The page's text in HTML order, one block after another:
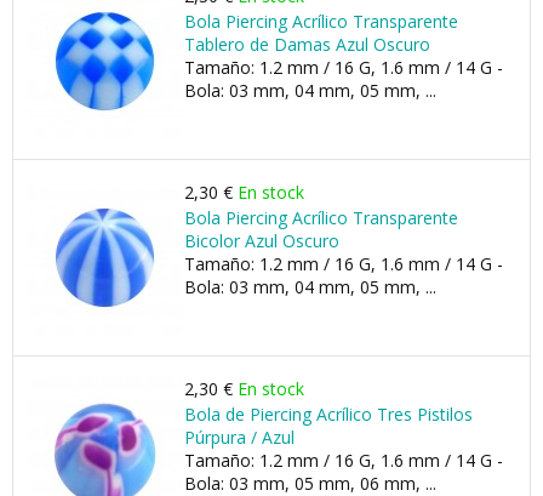
Bola Piercing Acrílico Transparente
Tablero de Damas Azul Oscuro
Tamaño: 1.2 mm / 16 G, 1.6 mm / 14 G -
Bola: 03 mm, 04 mm, 05 mm, ...
2,30 € En stock
Bola Piercing Acrílico Transparente
Bicolor Azul Oscuro
Tamaño: 1.2 mm / 16 G, 1.6 mm / 14 G -
Bola: 03 mm, 04 mm, 05 mm, ...
2,30 € En stock
Bola de Piercing Acrílico Tres Pistilos
Púrpura / Azul
Tamaño: 1.2 mm / 16 G, 1.6 mm / 14 G -
Bola: 03 mm, 05 mm, 06 mm, ...